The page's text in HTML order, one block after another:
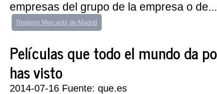
empresas del grupo de la empresa o de...
Registro Mercantil de Madrid
Películas que todo el mundo da
has visto
2014-07-16 Fuente: que.es